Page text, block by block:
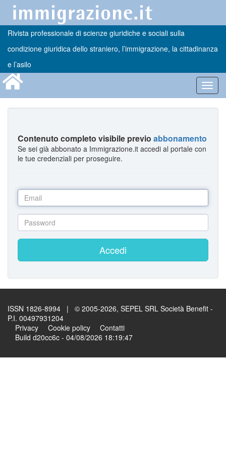
Rivista professionale di scienze giuridiche e sociali sulla
condizione giuridica dello straniero, l’immigrazione, la cittadinanza
e l’asilo
Contenuto completo visibile previo abbonamento
Se sei già abbonato a Immigrazione.it accedi al portale con
le tue credenziali per proseguire.
Accedi
ISSN 1826-8994 | © 2005-2026, SEPEL SRL Società Benefit -
P.I. 00497931204
Privacy
Cookie policy
Contatti
Build d20cc6c - 04/08/2026 18:19:47